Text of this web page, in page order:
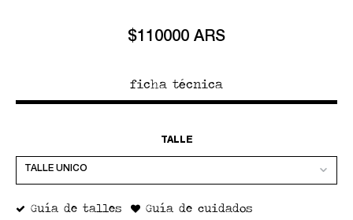
$110000 ARS
ficha técnica
TALLE
Guía de talles Guía de cuidados